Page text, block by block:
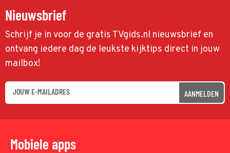
Nieuwsbrief
Schrijf je in voor de gratis TVgids.nl nieuwsbrief en
ontvang iedere dag de leukste kijktips direct in jouw
mailbox!
AANMELDEN
Mobiele apps